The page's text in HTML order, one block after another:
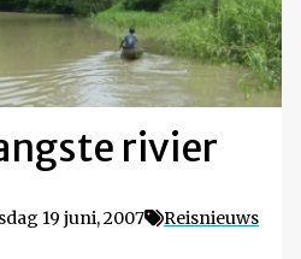
rivier
19 juni, 2007 Reisnieuws